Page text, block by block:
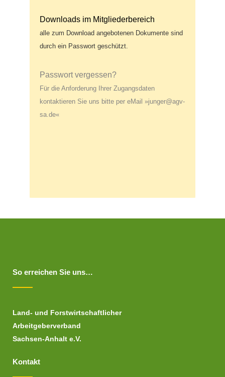
Downloads im Mitgliederbereich
alle zum Download angebotenen Dokumente sind
durch ein Passwort geschützt.
Passwort vergessen?
Für die Anforderung Ihrer Zugangsdaten
kontaktieren Sie uns bitte per eMail »junger@agv-
sa.de«
So erreichen Sie uns…
Land- und Forstwirtschaftlicher
Arbeitgeberverband
Sachsen-Anhalt e.V.
Kontakt